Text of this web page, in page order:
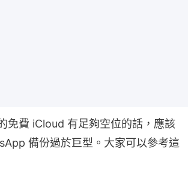
免費 iCloud 有足夠空位的話，應該
備份過於巨型。大家可以參考這